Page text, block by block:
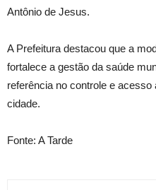
Antônio de Jesus.
A Prefeitura destacou que a
fortalece a gestão da saúde
referência no controle e
cidade.
Fonte: A Tarde